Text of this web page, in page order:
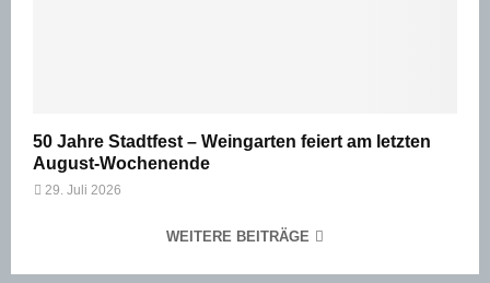
50 Jahre Stadtfest – Weingarten feiert am letzten
August-Wochenende
29. Juli 2026
WEITERE BEITRÄGE